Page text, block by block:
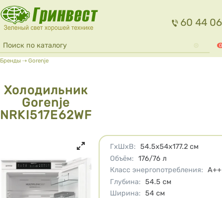
Перейти к основному содержанию
60 44 06
Форма поиска
Поиск 0
Вы здесь
Бренды ⇢ Gorenje
Холодильник
Gorenje
NRKI517E62WF
Характеристики
ГхШхВ: 54.5x54x177.2 см
Объём: 176/76 л
Класс энергопотребления: A++
Глубина: 54.5 см
Ширина: 54 см